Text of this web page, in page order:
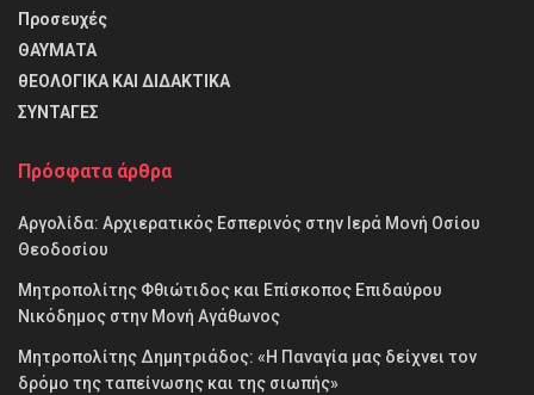
Προσευχές
ΘΑΥΜΑΤΑ
θΕΟΛΟΓΙΚΑ ΚΑΙ ΔΙΔΑΚΤΙΚΑ
ΣΥΝΤΑΓΕΣ
Πρόσφατα άρθρα
Αργολίδα: Αρχιερατικός Εσπερινός στην Ιερά Μονή Οσίου
Θεοδοσίου
Μητροπολίτης Φθιώτιδος και Επίσκοπος Επιδαύρου
Νικόδημος στην Μονή Αγάθωνος
Μητροπολίτης Δημητριάδος: «Η Παναγία μας δείχνει τον
δρόμο της ταπείνωσης και της σιωπής»